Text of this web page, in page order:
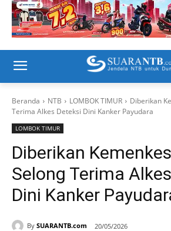
Beranda NTB LOMBOK TIMUR
Diberikan
Terima Alkes Deteksi Dini Kanker Payudara
LOMBOK TIMUR
Diberikan Kemenkes
Selong Terima
Dini Kanker
By SUARANTB.com 20/05/2026